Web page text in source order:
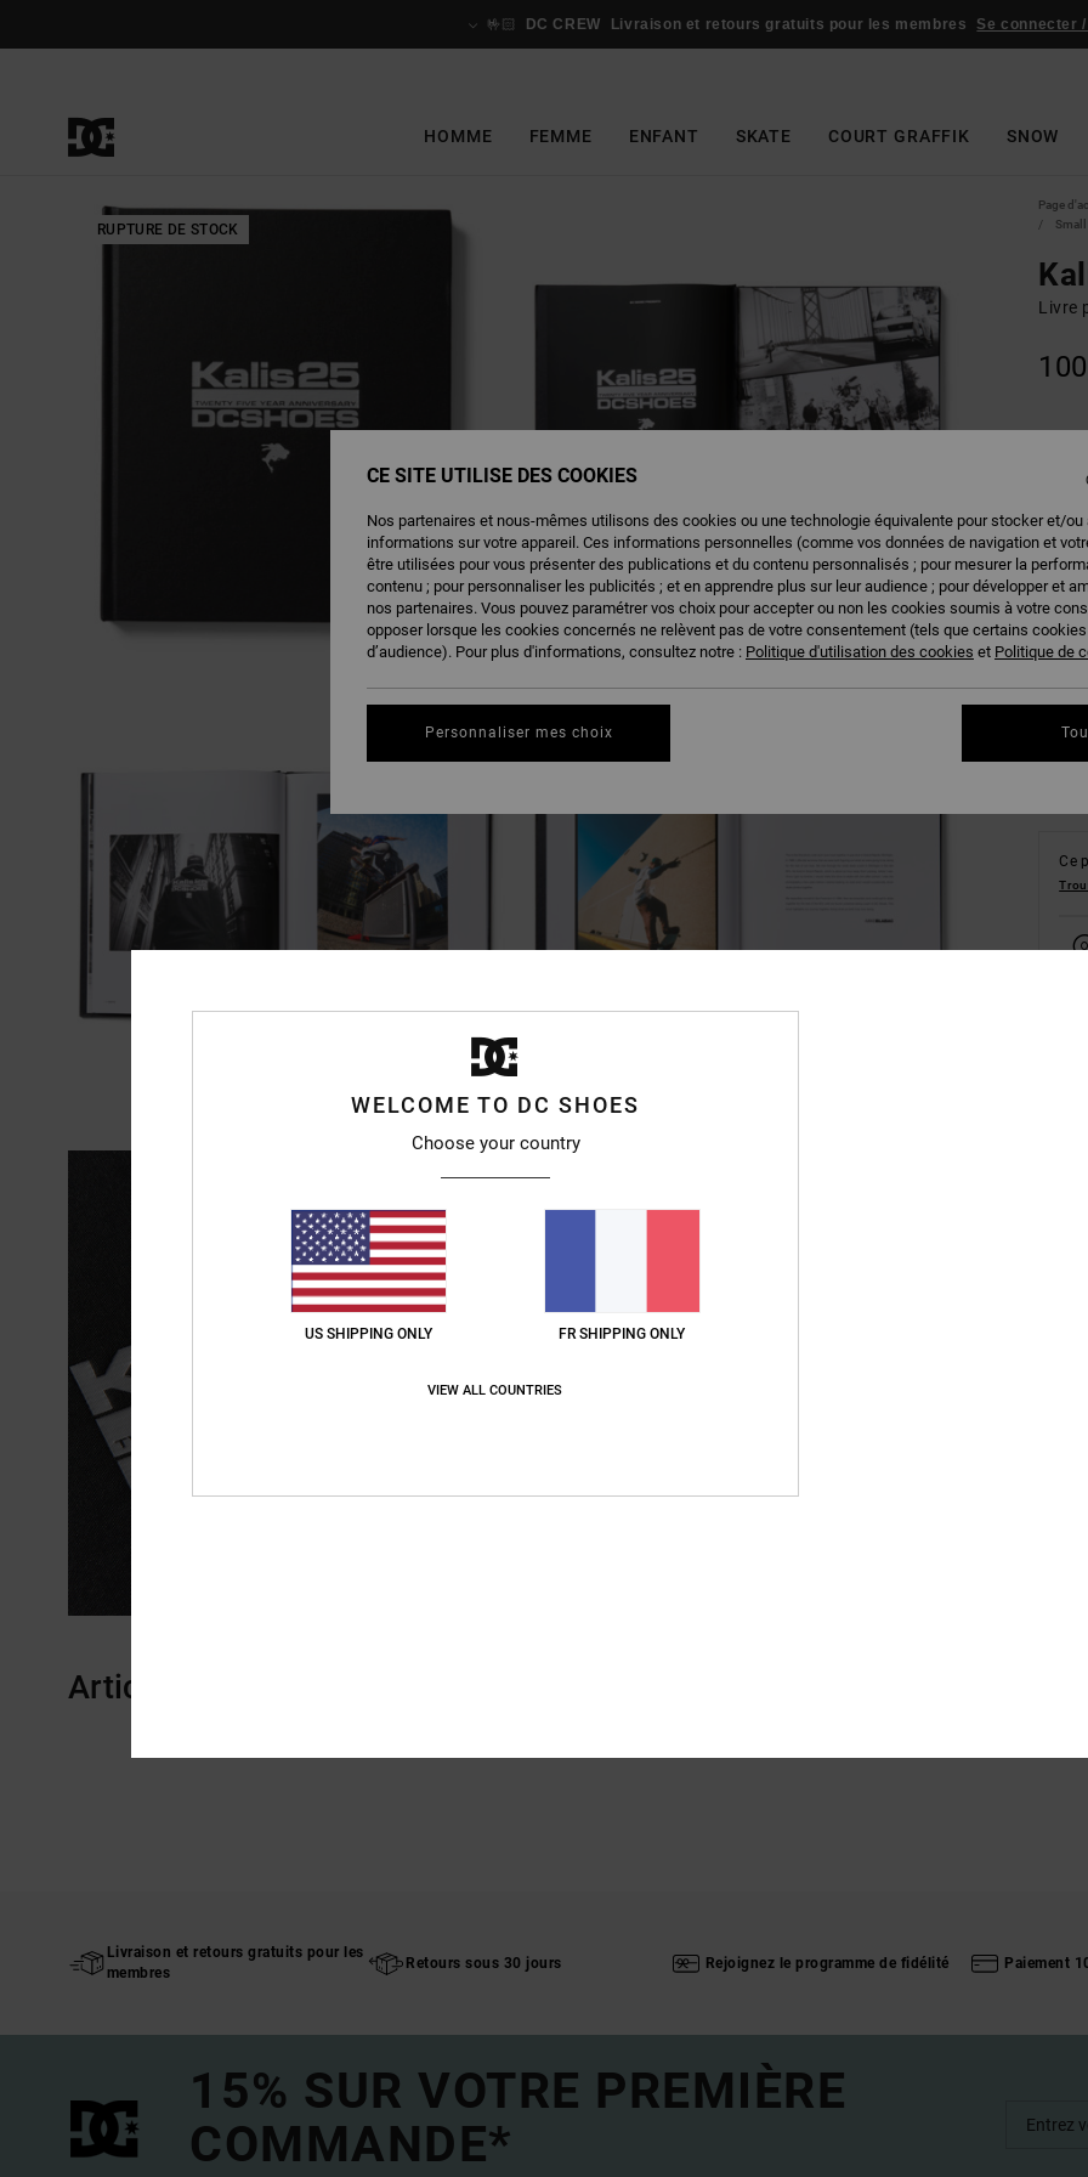
🤟🏻 DC CREW Livraison et retours gratuits pour les membres Se connecter
HOMME FEMME ENFANT SKATE COURT GRAFFIK SNOW
RUPTURE DE STOCK
Page
Livre
Ce
Articles vus récemment
Livraison et retours gratuits pour les
membres
Retours sous 30 jours Rejoignez le programme de fidélité Paiement
15% SUR VOTRE PREMIÈRE
COMMANDE*
WELCOME TO DC SHOES
Choose your country
US SHIPPING ONLY FR SHIPPING ONLY
VIEW ALL COUNTRIES
CE SITE UTILISE DES COOKIES
Nos partenaires et nous-mêmes utilisons des cookies ou une technologie équivalente pour stocker et/ou
informations sur votre appareil. Ces informations personnelles (comme vos données de navigation et
être utilisées pour vous présenter des publications et du contenu personnalisés ; pour mesurer la
contenu ; pour personnaliser les publicités ; et en apprendre plus sur leur audience ; pour développer et
nos partenaires. Vous pouvez paramétrer vos choix pour accepter ou non les cookies soumis à votre
opposer lorsque les cookies concernés ne relèvent pas de votre consentement (tels que certains
d’audience). Pour plus d'informations, consultez notre : Politique d'utilisation des cookies et Politique de
Personnaliser mes choix